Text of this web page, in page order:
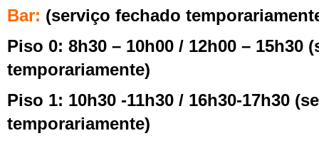
Bar: (serviço fechado
Piso 0: 8h30 – 10h00 / 12h00 – 15h30
temporariamente)
Piso 1: 10h30 -11h30 / 16h30-17h30
temporariamente)